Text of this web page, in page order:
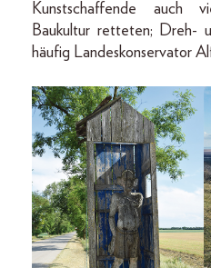
Kunstschaffende auch
Baukultur retteten; ­­Dreh-
häufig Landeskonservator